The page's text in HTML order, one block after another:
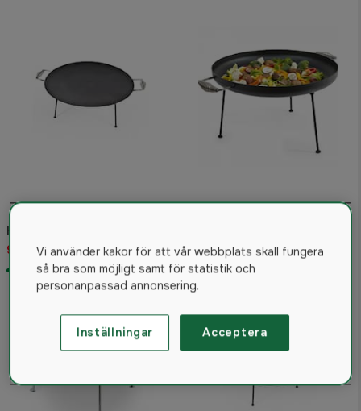
Hällmark Stekhäll 58 cm
999 kr
I lager
Rek. pris 1 299 kr
I lager
Vi använder kakor för att vår webbplats skall fungera
så bra som möjligt samt för statistik och
personanpassad annonsering.
Inställningar Acceptera